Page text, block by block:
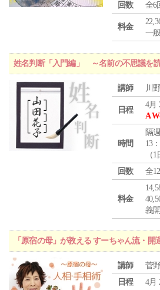
回数
全6
料金
一
姓名判断「入門編」 ～名前の不思議を
講師 川
日程
4月
A
時間
隔
13
（
回数
全
料金
義
「原宿の母」が教える すーちゃん流・開
講師
菅
日程
4月